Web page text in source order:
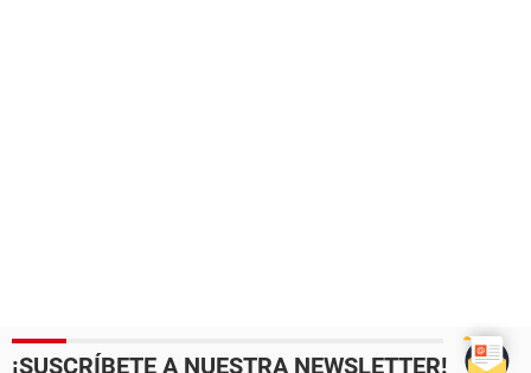
¡SUSCRÍBETE A NUESTRA NEWSLETTER!